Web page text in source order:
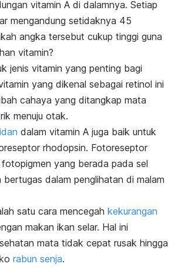
vitamin A di dalamnya. Setiap
mengandung setidaknya 45
angka tersebut cukup tinggi guna
vitamin?
jenis vitamin yang penting bagi
yang dikenal sebagai retinol ini
cahaya yang ditangkap mata
menuju otak.
dalam vitamin A juga baik untuk
rhodopsin. Fotoreseptor
yang berada pada sel
dalam penglihatan di malam
satu cara mencegah kekurangan
makan ikan selar. Hal ini
mata tidak cepat rusak hingga
rabun senja.